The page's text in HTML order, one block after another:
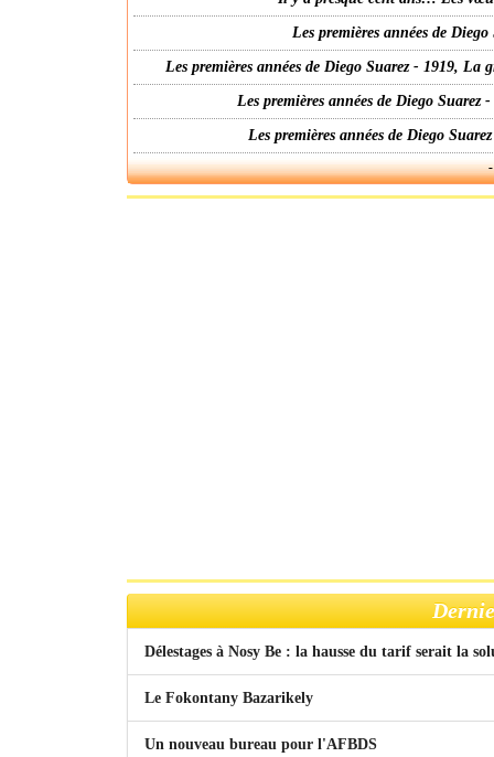
Les premières années de
Les premières années de Diego Suarez - 1919,
Les premières années de Diego
Les premières années de Diego
Délestages à Nosy Be : la hausse du tarif serait la
Le Fokontany Bazarikely
Un nouveau bureau pour l'AFBDS